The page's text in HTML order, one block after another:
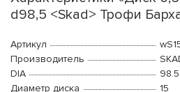
d98,5 <Skad> Трофи
Артикул
Производитель
DIA
98.5
Диаметр диска
15